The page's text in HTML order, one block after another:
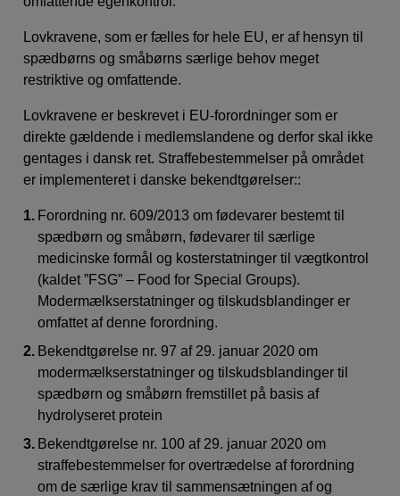
Lovkravene, som er fælles for hele EU, er af hensyn til
spædbørns og småbørns særlige behov meget
restriktive og omfattende.
Lovkravene er beskrevet i EU-forordninger som er
direkte gældende i medlemslandene og derfor skal ikke
gentages i dansk ret. Straffebestemmelser på området
er implementeret i danske bekendtgørelser::
Forordning nr. 609/2013 om fødevarer bestemt til
spædbørn og småbørn, fødevarer til særlige
medicinske formål og kosterstatninger til vægtkontrol
(kaldet ”FSG” – Food for Special Groups).
Modermælkserstatninger og tilskudsblandinger er
omfattet af denne forordning.
Bekendtgørelse nr. 97 af 29. januar 2020 om
modermælkserstatninger og tilskudsblandinger til
spædbørn og småbørn fremstillet på basis af
hydrolyseret protein
Bekendtgørelse nr. 100 af 29. januar 2020 om
straffebestemmelser for overtrædelse af forordning
om de særlige krav til sammensætningen af og